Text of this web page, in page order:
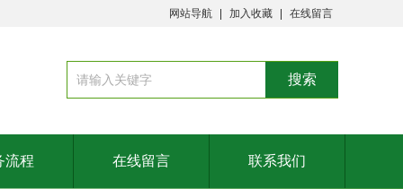
网站导航 加入收藏 在线留言
流程 在线留言 联系我们